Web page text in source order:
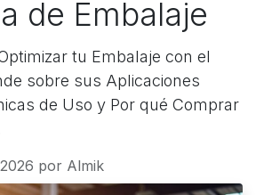
de Embalaje
tu Embalaje con el
sobre sus Aplicaciones
de Uso y Por qué Comprar
por Almik